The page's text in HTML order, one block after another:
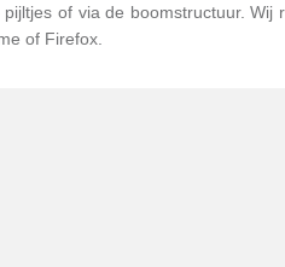
of via de boomstructuur.
of Firefox.